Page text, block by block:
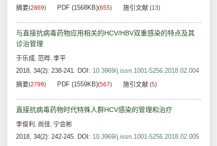
摘要(2869) PDF (1568KB)(655) 施引文献 (13)
与直接抗病毒药物应用相关的HCV/HBV双重感染的特点及其
诊治管理
于乐成, 范晔, 李平
2018, 34(2): 238-241. DOI: 10.3969/j.issn.1001-5256.2018.02.004
摘要(2799) PDF (1559KB)(567) 施引文献 (5)
直接抗病毒药物时代特殊人群HCV感染的管理和治疗
李俊利 , 尚佳, 宁会彬
2018, 34(2): 242-245. DOI: 10.3969/j.issn.1001-5256.2018.02.005